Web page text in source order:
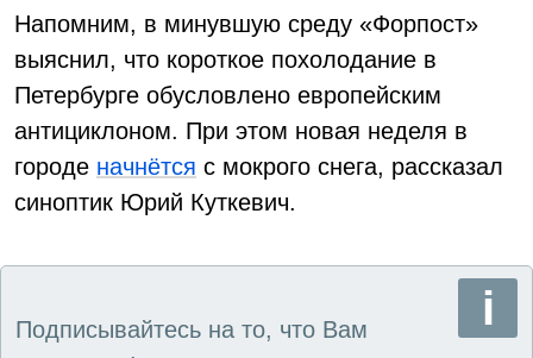
Напомним, в минувшую среду «Форпост»
выяснил, что короткое похолодание в
Петербурге обусловлено европейским
антициклоном. При этом новая неделя в
городе начнётся с мокрого снега, рассказал
синоптик Юрий Куткевич.
Подписывайтесь на то, что Вам